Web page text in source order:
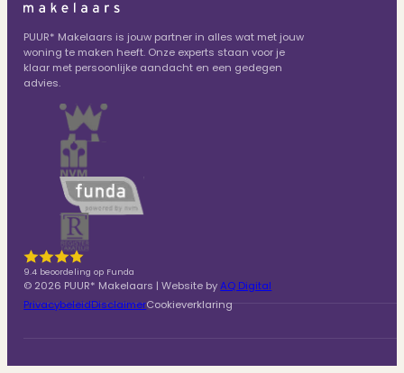
PUUR* Makelaars is jouw partner in alles wat met jouw
woning te maken heeft. Onze experts staan voor je
klaar met persoonlijke aandacht en een gedegen
advies.
9.4 beoordeling op Funda
© 2026 PUUR* Makelaars | Website byAQ Digital
PrivacybeleidDisclaimerCookieverklaring